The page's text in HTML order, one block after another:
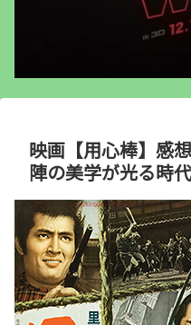
映画【用心棒】感
陣の美学が光る時